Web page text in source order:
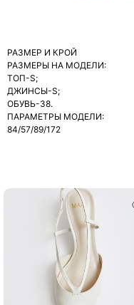
РАЗМЕР И КРОЙ
РАЗМЕРЫ НА МОДЕЛИ:
ТОП-S;
ДЖИНСЫ-S;
ОБУВЬ-38.
ПАРАМЕТРЫ МОДЕЛИ:
84/57/89/172